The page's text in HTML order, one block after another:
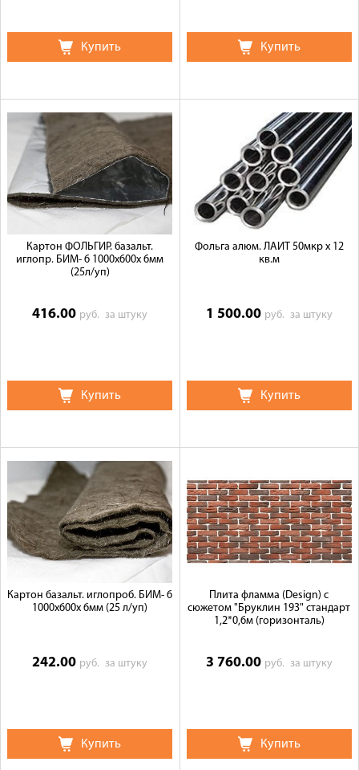
Купить Купить
Картон ФОЛЬГИР. базальт.
иглопр. БИМ- 6 1000х600х 6мм
(25л/уп)
416.00 руб.за штуку
Купить
Фольга алюм. ЛАЙТ 50мкр х 12
кв.м
1 500.00 руб. за штуку
Купить
Картон базальт. иглопроб. БИМ- 6
1000х600х 6мм (25 л/уп)
242.00 руб.за штуку
Купить
Плита фламма (Design) c
сюжетом "Бруклин 193" стандарт
1,2*0,6м (горизонталь)
3 760.00 руб. за штуку
Купить